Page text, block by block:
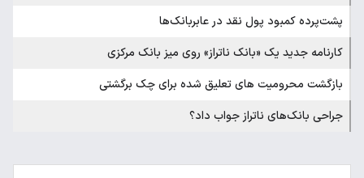
پشت‌پرده کمبود پول نقد در عابربانک‌ها
کارنامه جدید یک «بانک ناتراز» روی میز بانک مرکزی
بازگشت محرومیت های تعلیق شده برای چک برگشتی
جراحی بانک‌های ناتراز جواب داد؟